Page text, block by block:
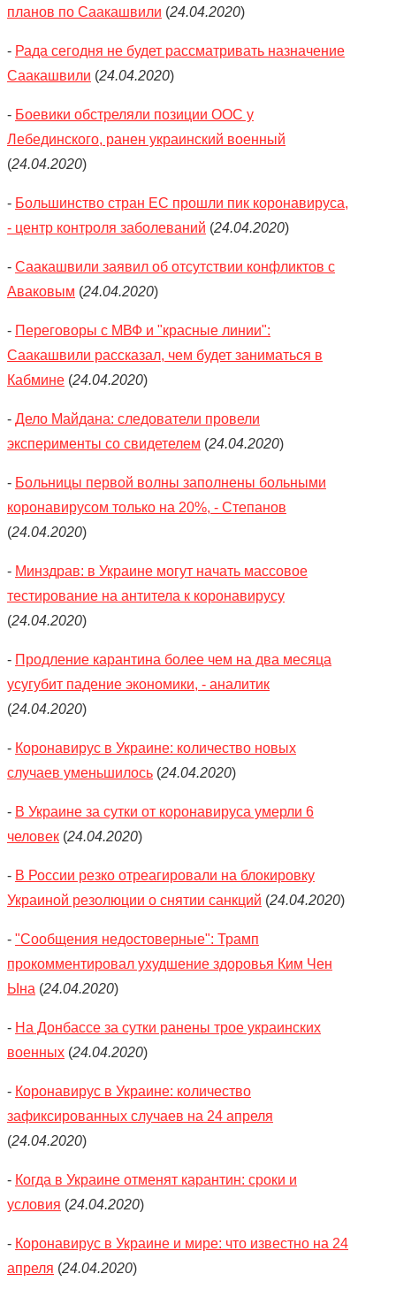
планов по Саакашвили (24.04.2020)
- Рада сегодня не будет рассматривать назначение
Саакашвили (24.04.2020)
- Боевики обстреляли позиции ООС у
Лебединского, ранен украинский военный
(24.04.2020)
- Большинство стран ЕС прошли пик коронавируса,
- центр контроля заболеваний (24.04.2020)
- Саакашвили заявил об отсутствии конфликтов с
Аваковым (24.04.2020)
- Переговоры с МВФ и "красные линии":
Саакашвили рассказал, чем будет заниматься в
Кабмине (24.04.2020)
- Дело Майдана: следователи провели
эксперименты со свидетелем (24.04.2020)
- Больницы первой волны заполнены больными
коронавирусом только на 20%, - Степанов
(24.04.2020)
- Минздрав: в Украине могут начать массовое
тестирование на антитела к коронавирусу
(24.04.2020)
- Продление карантина более чем на два месяца
усугубит падение экономики, - аналитик
(24.04.2020)
- Коронавирус в Украине: количество новых
случаев уменьшилось (24.04.2020)
- В Украине за сутки от коронавируса умерли 6
человек (24.04.2020)
- В России резко отреагировали на блокировку
Украиной резолюции о снятии санкций (24.04.2020)
- "Сообщения недостоверные": Трамп
прокомментировал ухудшение здоровья Ким Чен
Ына (24.04.2020)
- На Донбассе за сутки ранены трое украинских
военных (24.04.2020)
- Коронавирус в Украине: количество
зафиксированных случаев на 24 апреля
(24.04.2020)
- Когда в Украине отменят карантин: сроки и
условия (24.04.2020)
- Коронавирус в Украине и мире: что известно на 24
апреля (24.04.2020)